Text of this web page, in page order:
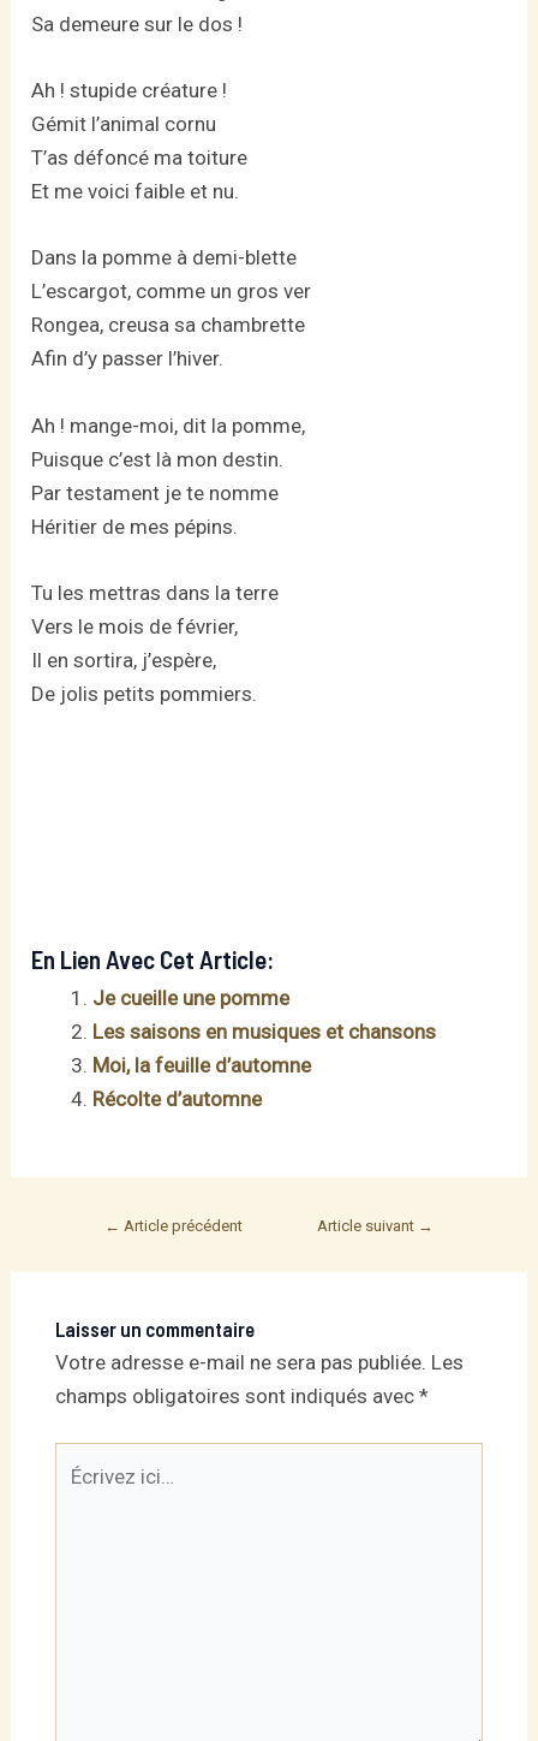
Sa demeure sur le dos !
Ah ! stupide créature !
Gémit l’animal cornu
T’as défoncé ma toiture
Et me voici faible et nu.
Dans la pomme à demi-blette
L’escargot, comme un gros ver
Rongea, creusa sa chambrette
Afin d’y passer l’hiver.
Ah ! mange-moi, dit la pomme,
Puisque c’est là mon destin.
Par testament je te nomme
Héritier de mes pépins.
Tu les mettras dans la terre
Vers le mois de février,
Il en sortira, j’espère,
De jolis petits pommiers.
En Lien Avec Cet Article:
Je cueille une pomme
Les saisons en musiques et chansons
Moi, la feuille d’automne
Récolte d’automne
Post
← Article précédent Article suivant →
Laisser un commentaire
Votre adresse e-mail ne sera pas publiée. Les
champs obligatoires sont indiqués avec *